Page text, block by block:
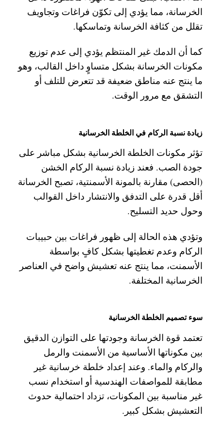
الخرسانة، مما يؤدي إلى تكوّن فراغات وتجاويف
تقلل من كثافة الخرسانة وتماسكها.
كما أن الدمك غير المنتظم يؤدي إلى عدم توزيع
مكونات الخرسانة بشكل متساوٍ داخل القالب، وهو
ما ينتج عنه مناطق ضعيفة قد تتعرض للتلف أو
التشقق مع مرور الوقت.
زيادة نسبة الركام في الخلطة الخرسانية
تؤثر مكونات الخلطة الخرسانية بشكل مباشر على
جودة الصب. فعند زيادة نسبة الركام الخشن
(الحصى) مقارنة بالمونة الأسمنتية، تصبح الخرسانة
أقل قدرة على التدفق والانتشار داخل القوالب
وحول حديد التسليح.
وتؤدي هذه الحالة إلى ظهور فراغات بين حبيبات
الركام وعدم تغطيتها بشكل كافٍ بواسطة
الأسمنت، مما ينتج عنه تعشيش واضح في العناصر
الخرسانية المختلفة.
سوء تصميم الخلطة الخرسانية
تعتمد قوة الخرسانة وجودتها على التوازن الدقيق
بين مكوناتها الأساسية من الأسمنت والرمل
والركام والماء. وعند إعداد خلطة خرسانية غير
مطابقة للمواصفات الهندسية أو استخدام نسب
غير مناسبة بين المكونات، تزداد احتمالية حدوث
التعشيش بشكل كبير.